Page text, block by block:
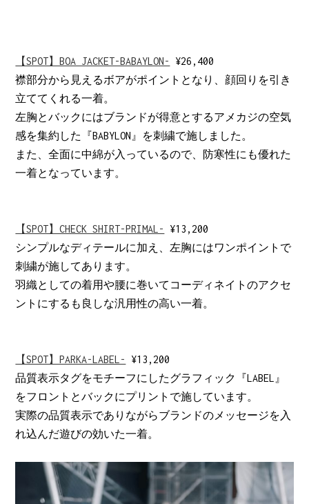
【SPOT】BOA JACKET-BABAYLON-
¥26,400
襟部分から見えるボアがポイントとなり、顔回りを引き
立ててくれる一着。
左胸とバックにはブランドが得意とするアメカジの空気
感を集約した『BABYLON』を刺繍で施しました。
また、全面に中綿が入っているので、防寒性にも優れた
一着となっています。
【SPOT】CHECK SHIRT-PRIMAL-
¥13,200
シンプルなディテールに加え、左胸にはワンポイントで
刺繍が施してあります。
羽織としての着用や腰に巻いてコーディネイトのアクセ
ントにするも良しな汎用性の高い一着。
【SPOT】PARKA-LABEL-
¥13,200
品質表示タグをモチーフにしたグラフィック『LABEL』
をフロントとバックにプリントで施しています。
実際の品質表示でありながらブランドのメッセージを入
れ込んだ遊びの効いた一着。